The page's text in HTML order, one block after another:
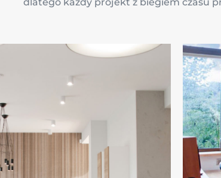
dlatego każdy projekt z biegiem czasu